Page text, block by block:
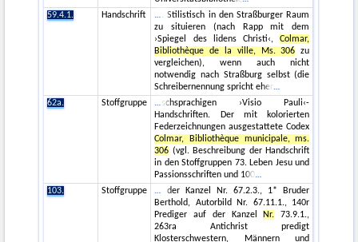
59.4.1.
Handschrift
. Stilistisch in den Straßburger Raum
zu situieren (nach Rapp mit dem
›Spiegel des lidens Christi‹,Colmar,
Bibliothèque de la ville, Ms. 306 zu
vergleichen), wenn auch nicht
notwendig nach Straßburg selbst (die
Schreibernennung spricht eher
62a.
Stoffgruppe
schsprachigen ›Visio Pauli‹-
Handschriften. Der mit kolorierten
Federzeichnungen ausgestattete Codex
Colmar, Bibliothèque municipale, ms.
306 (vgl. Beschreibung der Handschrift
in den Stoffgruppen 73. Leben Jesu und
Passionsschriften und 100
103.
Stoffgruppe
der Kanzel Nr. 67.2.3., 1* Bruder
Berthold, Autorbild Nr. 67.11.1., 140r
Prediger auf der Kanzel Nr. 73.9.1.,
263ra Antichrist predigt
Klosterschwestern, Männern und